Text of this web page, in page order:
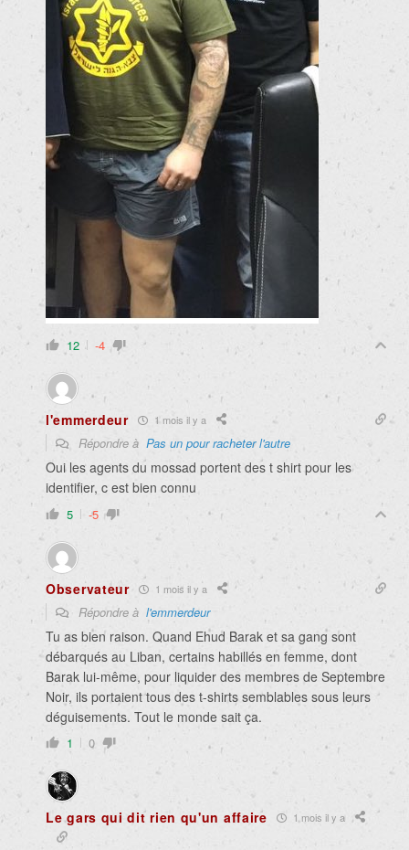
12 -4
l'emmerdeur 1 mois il y a
Répondre à Pas un pour racheter l'autre
Oui les agents du mossad portent des t shirt pour les
identifier, c est bien connu
5 -5
Observateur 1 mois il y a
Répondre à l'emmerdeur
Tu as bien raison. Quand Ehud Barak et sa gang sont
débarqués au Liban, certains habillés en femme, dont
Barak lui-même, pour liquider des membres de Septembre
Noir, ils portaient tous des t-shirts semblables sous leurs
déguisements. Tout le monde sait ça.
1 0
Le gars qui dit rien qu'un affaire 1 mois il y a